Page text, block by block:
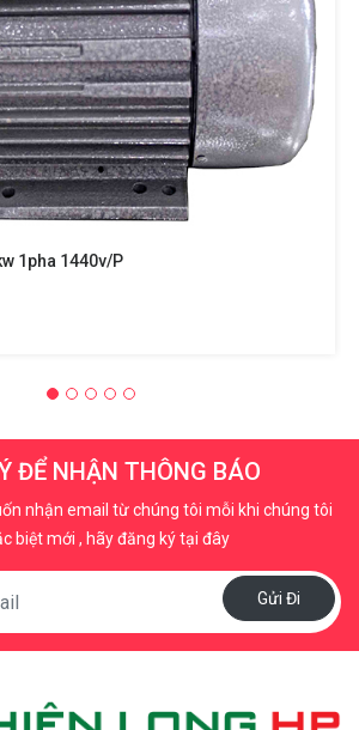
1pha 1440v/p
ĐỂ NHẬN THÔNG BÁO
nhận email từ chúng tôi mỗi khi chúng tôi
biệt mới , hãy đăng ký tại đây
Gửi Đi